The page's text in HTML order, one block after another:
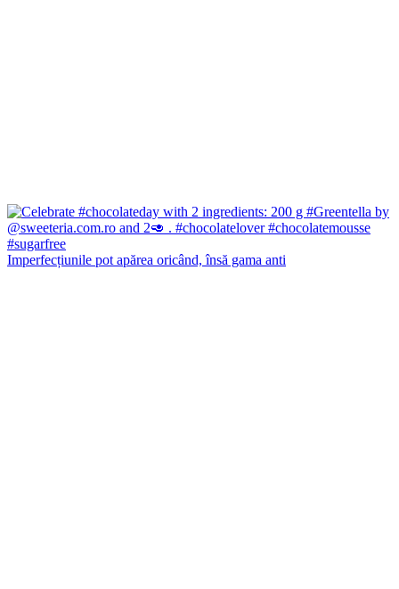
Imperfecțiunile pot apărea oricând, însă gama anti